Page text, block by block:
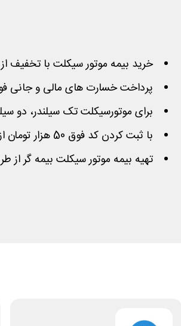
خرید بیمه موتور سیکلت با تخفیف
پرداخت خسارت های مالی و جانی
برای موتورسیکلت تک سیلندر، دو
با ثبت کردن کد فوق 50 هزار تومان از هزینه کسر میشود
تهیه بیمه موتور سیکلت بیمه گر از